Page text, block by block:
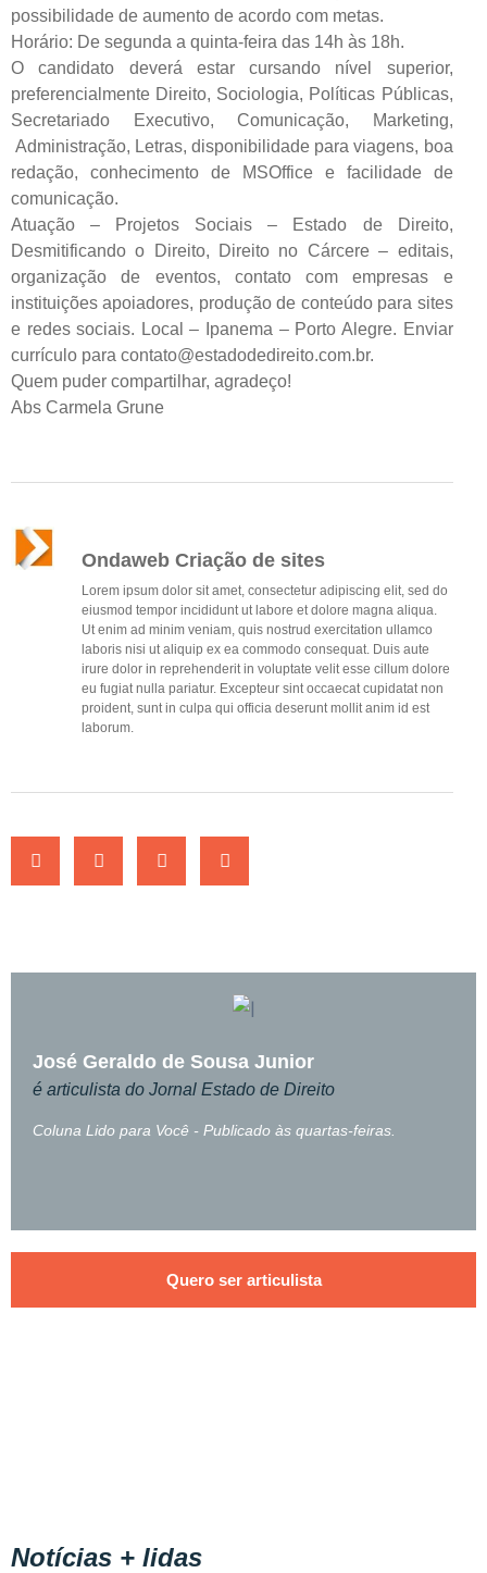
possibilidade de aumento de acordo com metas.
Horário: De segunda a quinta-feira das 14h às 18h.
O candidato deverá estar cursando nível superior,
preferencialmente Direito, Sociologia, Políticas Públicas,
Secretariado Executivo, Comunicação, Marketing,
Administração, Letras, disponibilidade para viagens, boa
redação, conhecimento de MSOffice e facilidade de
comunicação.
Atuação – Projetos Sociais – Estado de Direito,
Desmitificando o Direito, Direito no Cárcere – editais,
organização de eventos, contato com empresas e
instituições apoiadores, produção de conteúdo para sites
e redes sociais. Local – Ipanema – Porto Alegre. Enviar
currículo para contato@estadodedireito.com.br.
Quem puder compartilhar, agradeço!
Abs Carmela Grune
Ondaweb Criação de sites
Lorem ipsum dolor sit amet, consectetur adipiscing elit, sed do
eiusmod tempor incididunt ut labore et dolore magna aliqua.
Ut enim ad minim veniam, quis nostrud exercitation ullamco
laboris nisi ut aliquip ex ea commodo consequat. Duis aute
irure dolor in reprehenderit in voluptate velit esse cillum dolore
eu fugiat nulla pariatur. Excepteur sint occaecat cupidatat non
proident, sunt in culpa qui officia deserunt mollit anim id est
laborum.
Coluna Lido para Você - Publicado às quartas-feiras.
José Geraldo de Sousa Junior
é articulista do Jornal Estado de Direito
Quero ser articulista
Notícias + lidas